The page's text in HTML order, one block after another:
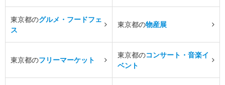
東京都のグルメ・フードフェ
ス
東京都の物産展
東京都のフリーマーケット
東京都のコンサート・音楽イ
ベント